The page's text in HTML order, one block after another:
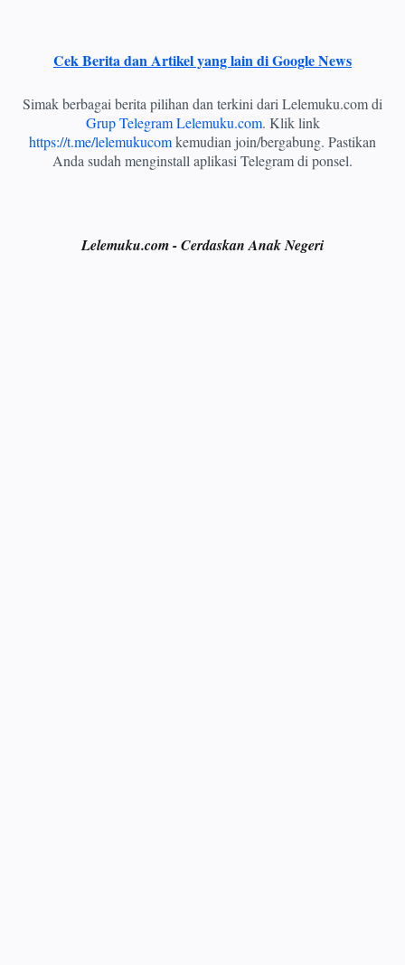
Cek Berita dan Artikel yang lain di Google News
Simak berbagai berita pilihan dan terkini dari Lelemuku.com di
Grup Telegram Lelemuku.com. Klik link
https://t.me/lelemukucomkemudian join/bergabung. Pastikan
Anda sudah menginstall aplikasi Telegram di ponsel.
Lelemuku.com - Cerdaskan Anak Negeri